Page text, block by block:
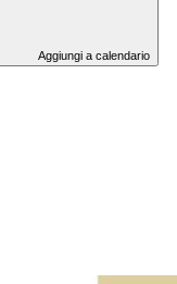
Aggiungi a calendario